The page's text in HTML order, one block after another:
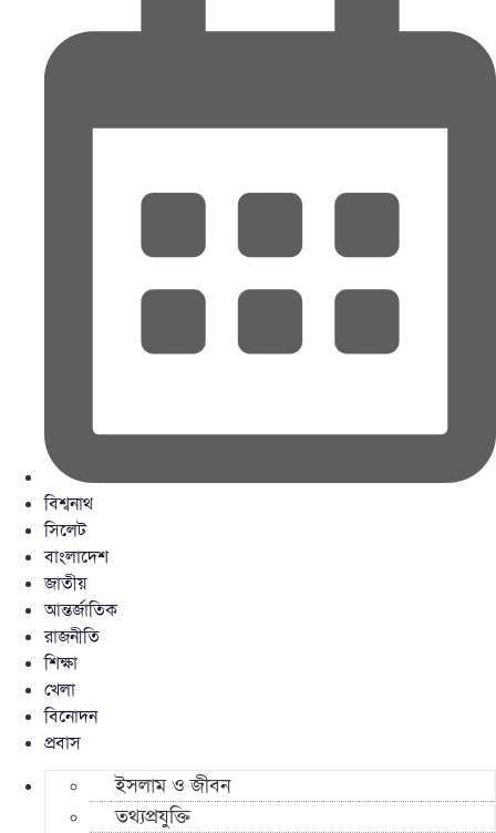
বিশ্বনাথ
সিলেট
বাংলাদেশ
জাতীয়
আন্তর্জাতিক
রাজনীতি
শিক্ষা
খেলা
বিনোদন
প্রবাস
ইসলাম ও জীবন
তথ্যপ্রযুক্তি